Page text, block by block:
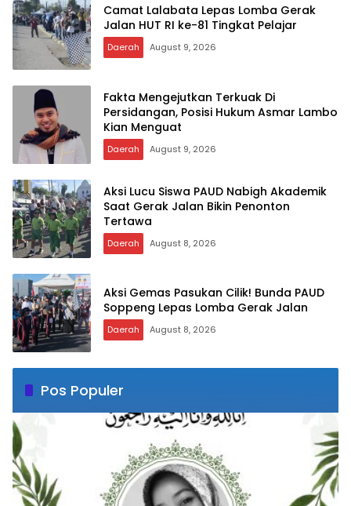
Camat Lalabata Lepas Lomba Gerak
Jalan HUT RI ke-81 Tingkat Pelajar
Daerah August 9, 2026
Fakta Mengejutkan Terkuak Di
Persidangan, Posisi Hukum Asmar Lambo
Kian Menguat
Daerah August 9, 2026
Aksi Lucu Siswa PAUD Nabigh Akademik
Saat Gerak Jalan Bikin Penonton
Tertawa
Daerah August 8, 2026
Aksi Gemas Pasukan Cilik! Bunda PAUD
Soppeng Lepas Lomba Gerak Jalan
Daerah August 8, 2026
Pos Populer